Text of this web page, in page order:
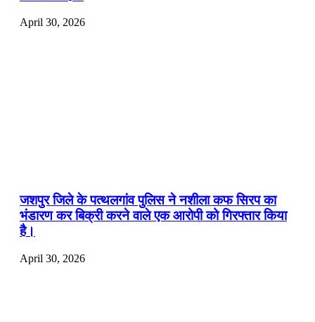
April 30, 2026
जशपुर जिले के पत्थलगांव पुलिस ने नशीला कफ सिरप का
भंडारण कर बिक्री करने वाले एक आरोपी को गिरफ्तार किया
है।
April 30, 2026